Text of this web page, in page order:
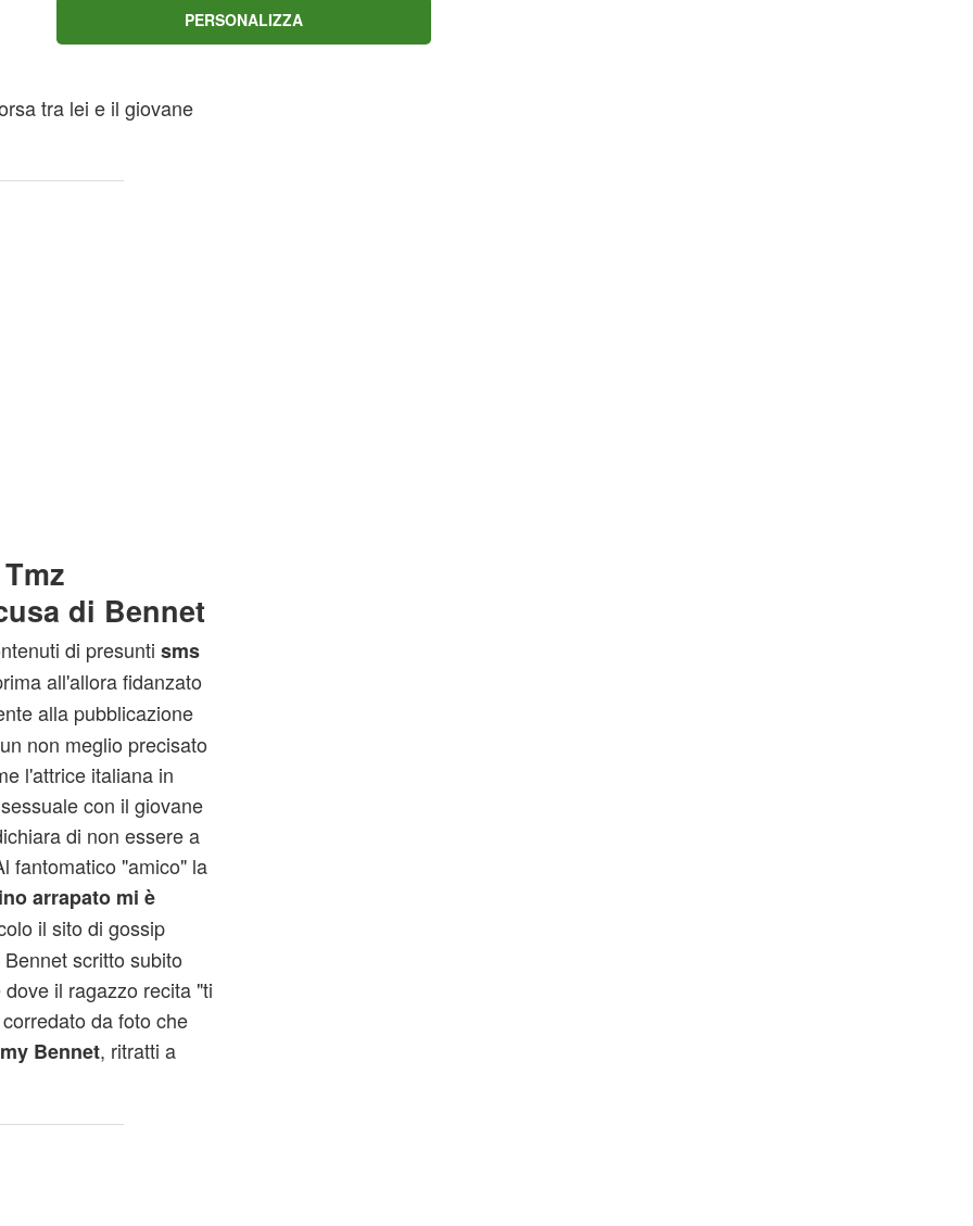
Tmzche pubblica
tra lei e il giovane
di Bennet
di presunti sms
all'allora fidanzato
alla pubblicazione
non meglio precisato
l'attrice italiana in
con il giovane
di non essere a
fantomatico "amico" la
arrapato mi è
il sito di gossip
scritto subito
il ragazzo recita "ti
da foto che
Bennet, ritratti a
PERSONALIZZA